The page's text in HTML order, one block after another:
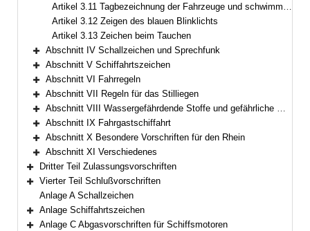
Artikel 3.11 Tagbezeichnung der Fahrzeuge und schwimmenden Anlagen, deren Verankerungen die Schiffahrt gefährden können
Artikel 3.12 Zeigen des blauen Blinklichts
Artikel 3.13 Zeichen beim Tauchen
Bereich erweitern
Abschnitt IV Schallzeichen und Sprechfunk
Bereich erweitern
Abschnitt V Schiffahrtszeichen
Bereich erweitern
Abschnitt VI Fahrregeln
Bereich erweitern
Abschnitt VII Regeln für das Stilliegen
Bereich erweitern
Abschnitt VIII Wassergefährdende Stoffe und gefährliche Güter
Bereich erweitern
Abschnitt IX Fahrgastschiffahrt
Bereich erweitern
Abschnitt X Besondere Vorschriften für den Rhein
Bereich erweitern
Abschnitt XI Verschiedenes
Bereich erweitern
Dritter Teil Zulassungsvorschriften
Bereich erweitern
Vierter Teil Schlußvorschriften
Anlage A Schallzeichen
Bereich erweitern
Anlage Schiffahrtszeichen
Anlage C Abgasvorschriften für Schiffsmotoren